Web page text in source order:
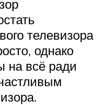
телевизора
однако
на всё ради